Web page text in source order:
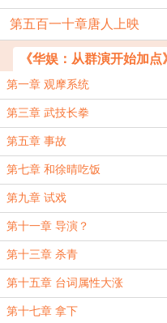
第五百一十章唐人上映
《华娱：从群演开始加
第一章 观摩系统
第三章 武技长拳
第五章 事故
第七章 和徐晴吃饭
第九章 试戏
第十一章 导演？
第十三章 杀青
第十五章 台词属性大涨
第十七章 拿下